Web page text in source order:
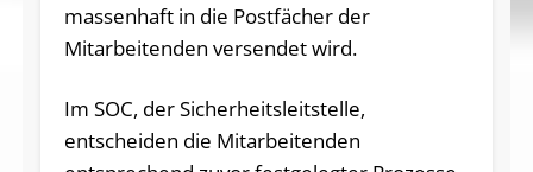
massenhaft in die Postfächer der
Mitarbeitenden versendet wird.
Im SOC, der Sicherheitsleitstelle,
entscheiden die Mitarbeitenden